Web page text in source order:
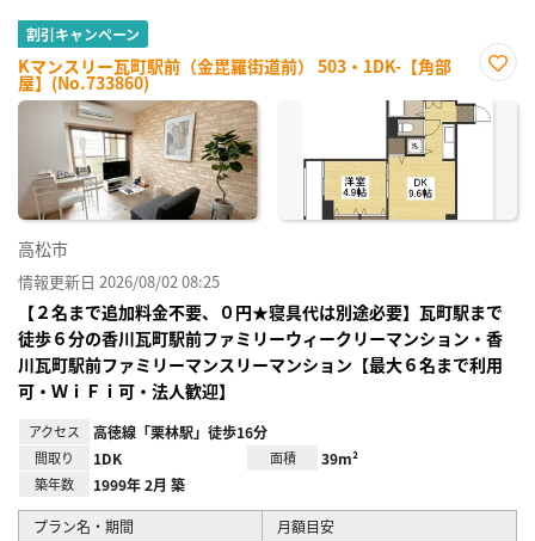
割引キャンペーン
Kマンスリー瓦町駅前（金毘羅街道前） 503・1DK-【角部
屋】(No.733860)
に入
り登
高松市
情報更新日 2026/08/02 08:25
【２名まで追加料金不要、０円★寝具代は別途必要】瓦町駅まで
徒歩６分の香川瓦町駅前ファミリーウィークリーマンション・香
川瓦町駅前ファミリーマンスリーマンション【最大６名まで利用
可・ＷｉＦｉ可・法人歓迎】
アクセス 高徳線「栗林駅」徒歩16分
間取り 1DK 面積 39m²
築年数 1999年 2月 築
プラン名・期間 月額目安